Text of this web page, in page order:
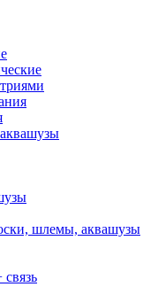
шлемы, аквашузы